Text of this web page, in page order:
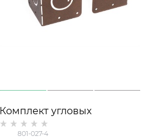
Комплект угловых
кронштейнов (4 шт.) для
801-027-4